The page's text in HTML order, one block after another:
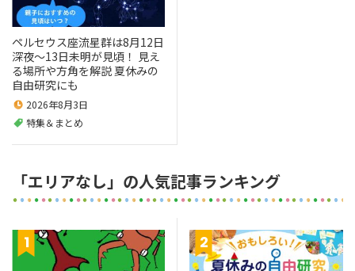
ペルセウス座流星群は8月12日
深夜～13日未明が見頃！ 見え
る場所や方角を解説 夏休みの
自由研究にも
2026年8月3日
特集＆まとめ
「エリアなし」の人気記事ランキング